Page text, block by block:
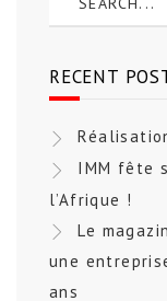
RECENT
IMM fête
l’Afrique !
Le
une
ans